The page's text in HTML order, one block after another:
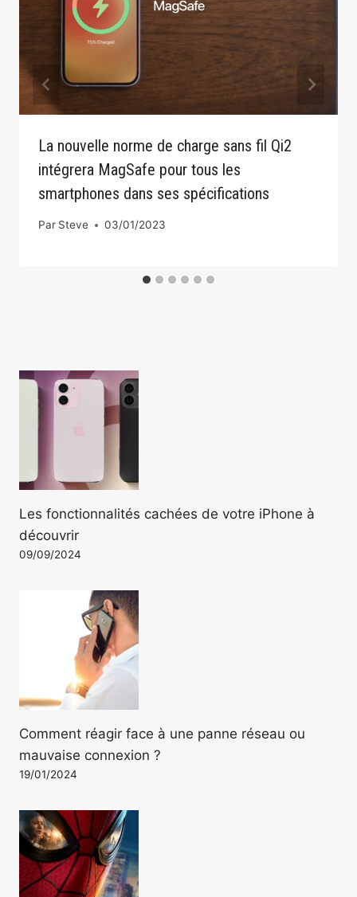
La nouvelle norme de charge sans fil Qi2
intégrera MagSafe pour tous les
smartphones dans ses spécifications
Par Steve 03/01/2023
Les fonctionnalités cachées de votre iPhone à
découvrir
09/09/2024
Comment réagir face à une panne réseau ou
mauvaise connexion ?
19/01/2024